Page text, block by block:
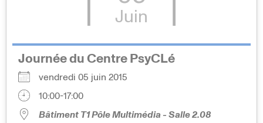
Juin
Journée du Centre PsyCLé
vendredi 05 juin 2015
10:00-17:00
Bâtiment T1 Pôle Multimédia - Salle 2.08